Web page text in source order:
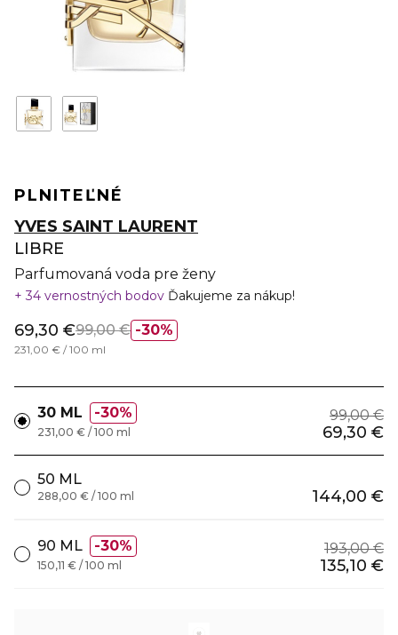
PLNITEĽNÉ
YVES SAINT LAURENT
LIBRE
Parfumovaná voda pre ženy
34 vernostných bodov Ďakujeme za nákup!
30%
69,30 €99,00 €
231,00 € / 100 ml
30 ML 30% 99,00 €
69,30 €
231,00 € / 100 ml
50 ML
144,00 €
288,00 € / 100 ml
90 ML 30% 193,00 €
135,10 €
150,11 € / 100 ml